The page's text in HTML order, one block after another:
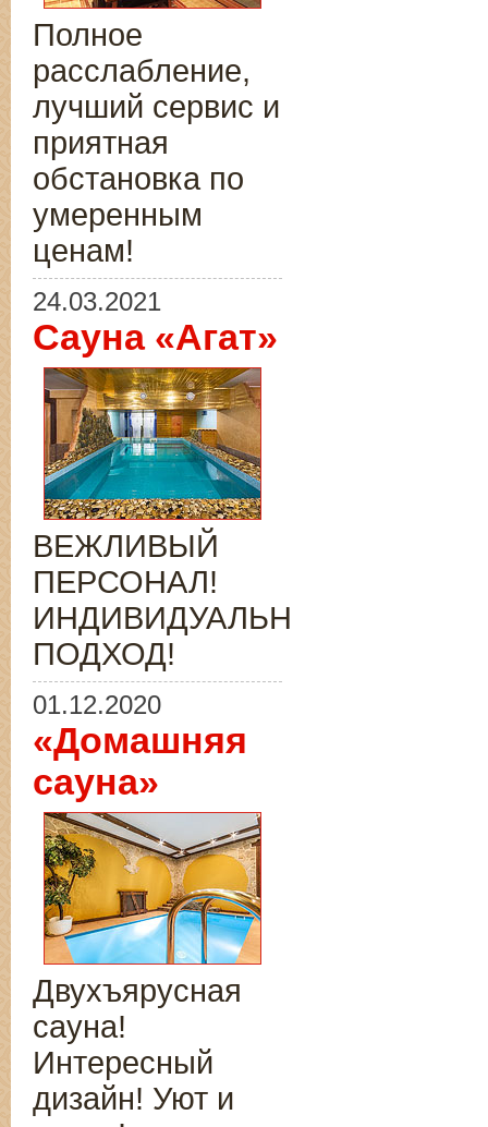
Полное
расслабление,
лучший сервис и
приятная
обстановка по
умеренным
ценам!
24.03.2021
Сауна «Агат»
ВЕЖЛИВЫЙ
ПЕРСОНАЛ!
ИНДИВИДУАЛЬНЫЙ
ПОДХОД!
01.12.2020
«Домашняя
сауна»
Двухъярусная
сауна!
Интересный
дизайн! Уют и